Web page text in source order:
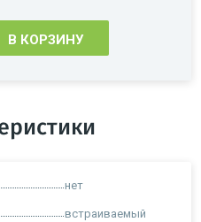
В КОРЗИНУ
нет
встраиваемый